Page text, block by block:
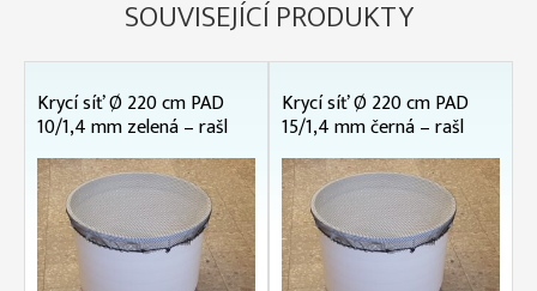
SOUVISEJÍCÍ PRODUKTY
Krycí síť Ø 220 cm PAD
10/1,4 mm zelená – rašl
Krycí síť Ø 220 cm PAD
15/1,4 mm černá – rašl